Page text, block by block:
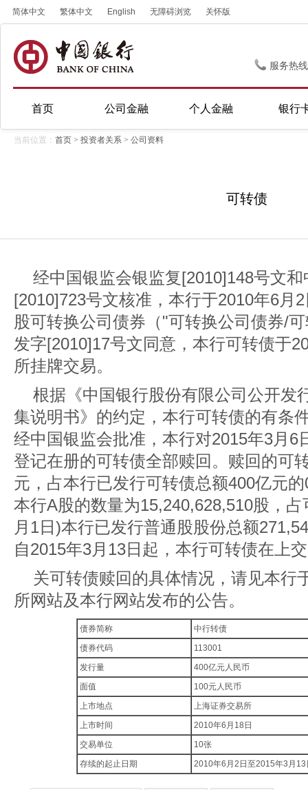
简体中文 繁体中文 English 无障碍浏览 关怀版
服务热
首页 公司金融 个人金融 银行
当前位置： 首页 > 投资者关系 > 公司资料
可转债
经中国银监会银监复[2010]148号文
[2010]723号文核准，本行于2010年6月
股可转换公司债券（"可转换公司债券/
发字[2010]17号文同意，本行可转债于
所挂牌交易。
根据《中国银行股份有限公司公开发
集说明书》的约定，本行可转债的有条
经中国银监会批准，本行对2015年3月6
登记在册的可转债全部赎回。赎回的可
元，占本行已发行可转债总额400亿元
本行A股的数量为15,240,628,510股，
月1日)本行已发行普通股股份总额
自2015年3月13日起，本行可转债在上
关可转债赎回的具体情况，请见本行
所网站及本行网站发布的公告。
债券简称
中行转债
债券代码
113001
发行量
400亿元人民币
面值
100元人民币
上市地点
上海证券交易所
上市时间
2010年6月18日
交易单位
10张
存续的起止日期
2010年6月2日至2015年3月13